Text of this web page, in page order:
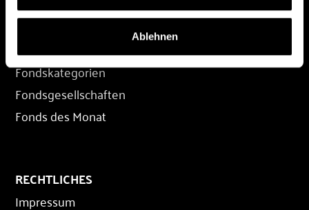
Ablehnen
FONDS
Fondssuche
Fondskategorien
Fondsgesellschaften
Fonds des Monat
RECHTLICHES
Impressum